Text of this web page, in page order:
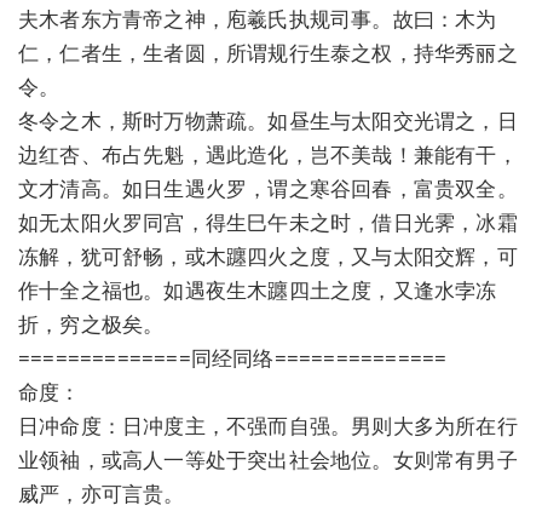
夫木者东方青帝之神，庖羲氏执规司事。故曰：木为
仁，仁者生，生者圆，所谓规行生泰之权，持华秀丽之
令。
冬令之木，斯时万物萧疏。如昼生与太阳交光谓之，日
边红杏、布占先魁，遇此造化，岂不美哉！兼能有干，
文才清高。如日生遇火罗，谓之寒谷回春，富贵双全。
如无太阳火罗同宫，得生巳午未之时，借日光霁，冰霜
冻解，犹可舒畅，或木躔四火之度，又与太阳交辉，可
作十全之福也。如遇夜生木躔四土之度，又逢水孛冻
折，穷之极矣。
==============同经同络==============
命度：
日冲命度：日冲度主，不强而自强。男则大多为所在行
业领袖，或高人一等处于突出社会地位。女则常有男子
威严，亦可言贵。